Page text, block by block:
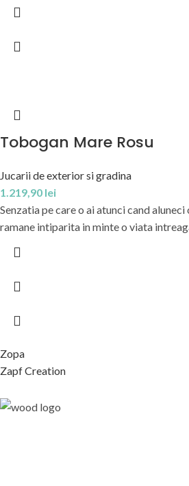
Tobogan Mare Rosu
Jucarii de exterior si gradina
1.219,90 lei
Senzatia pe care o ai atunci cand
ramane intiparita in minte o viata
Zopa
Zapf Creation